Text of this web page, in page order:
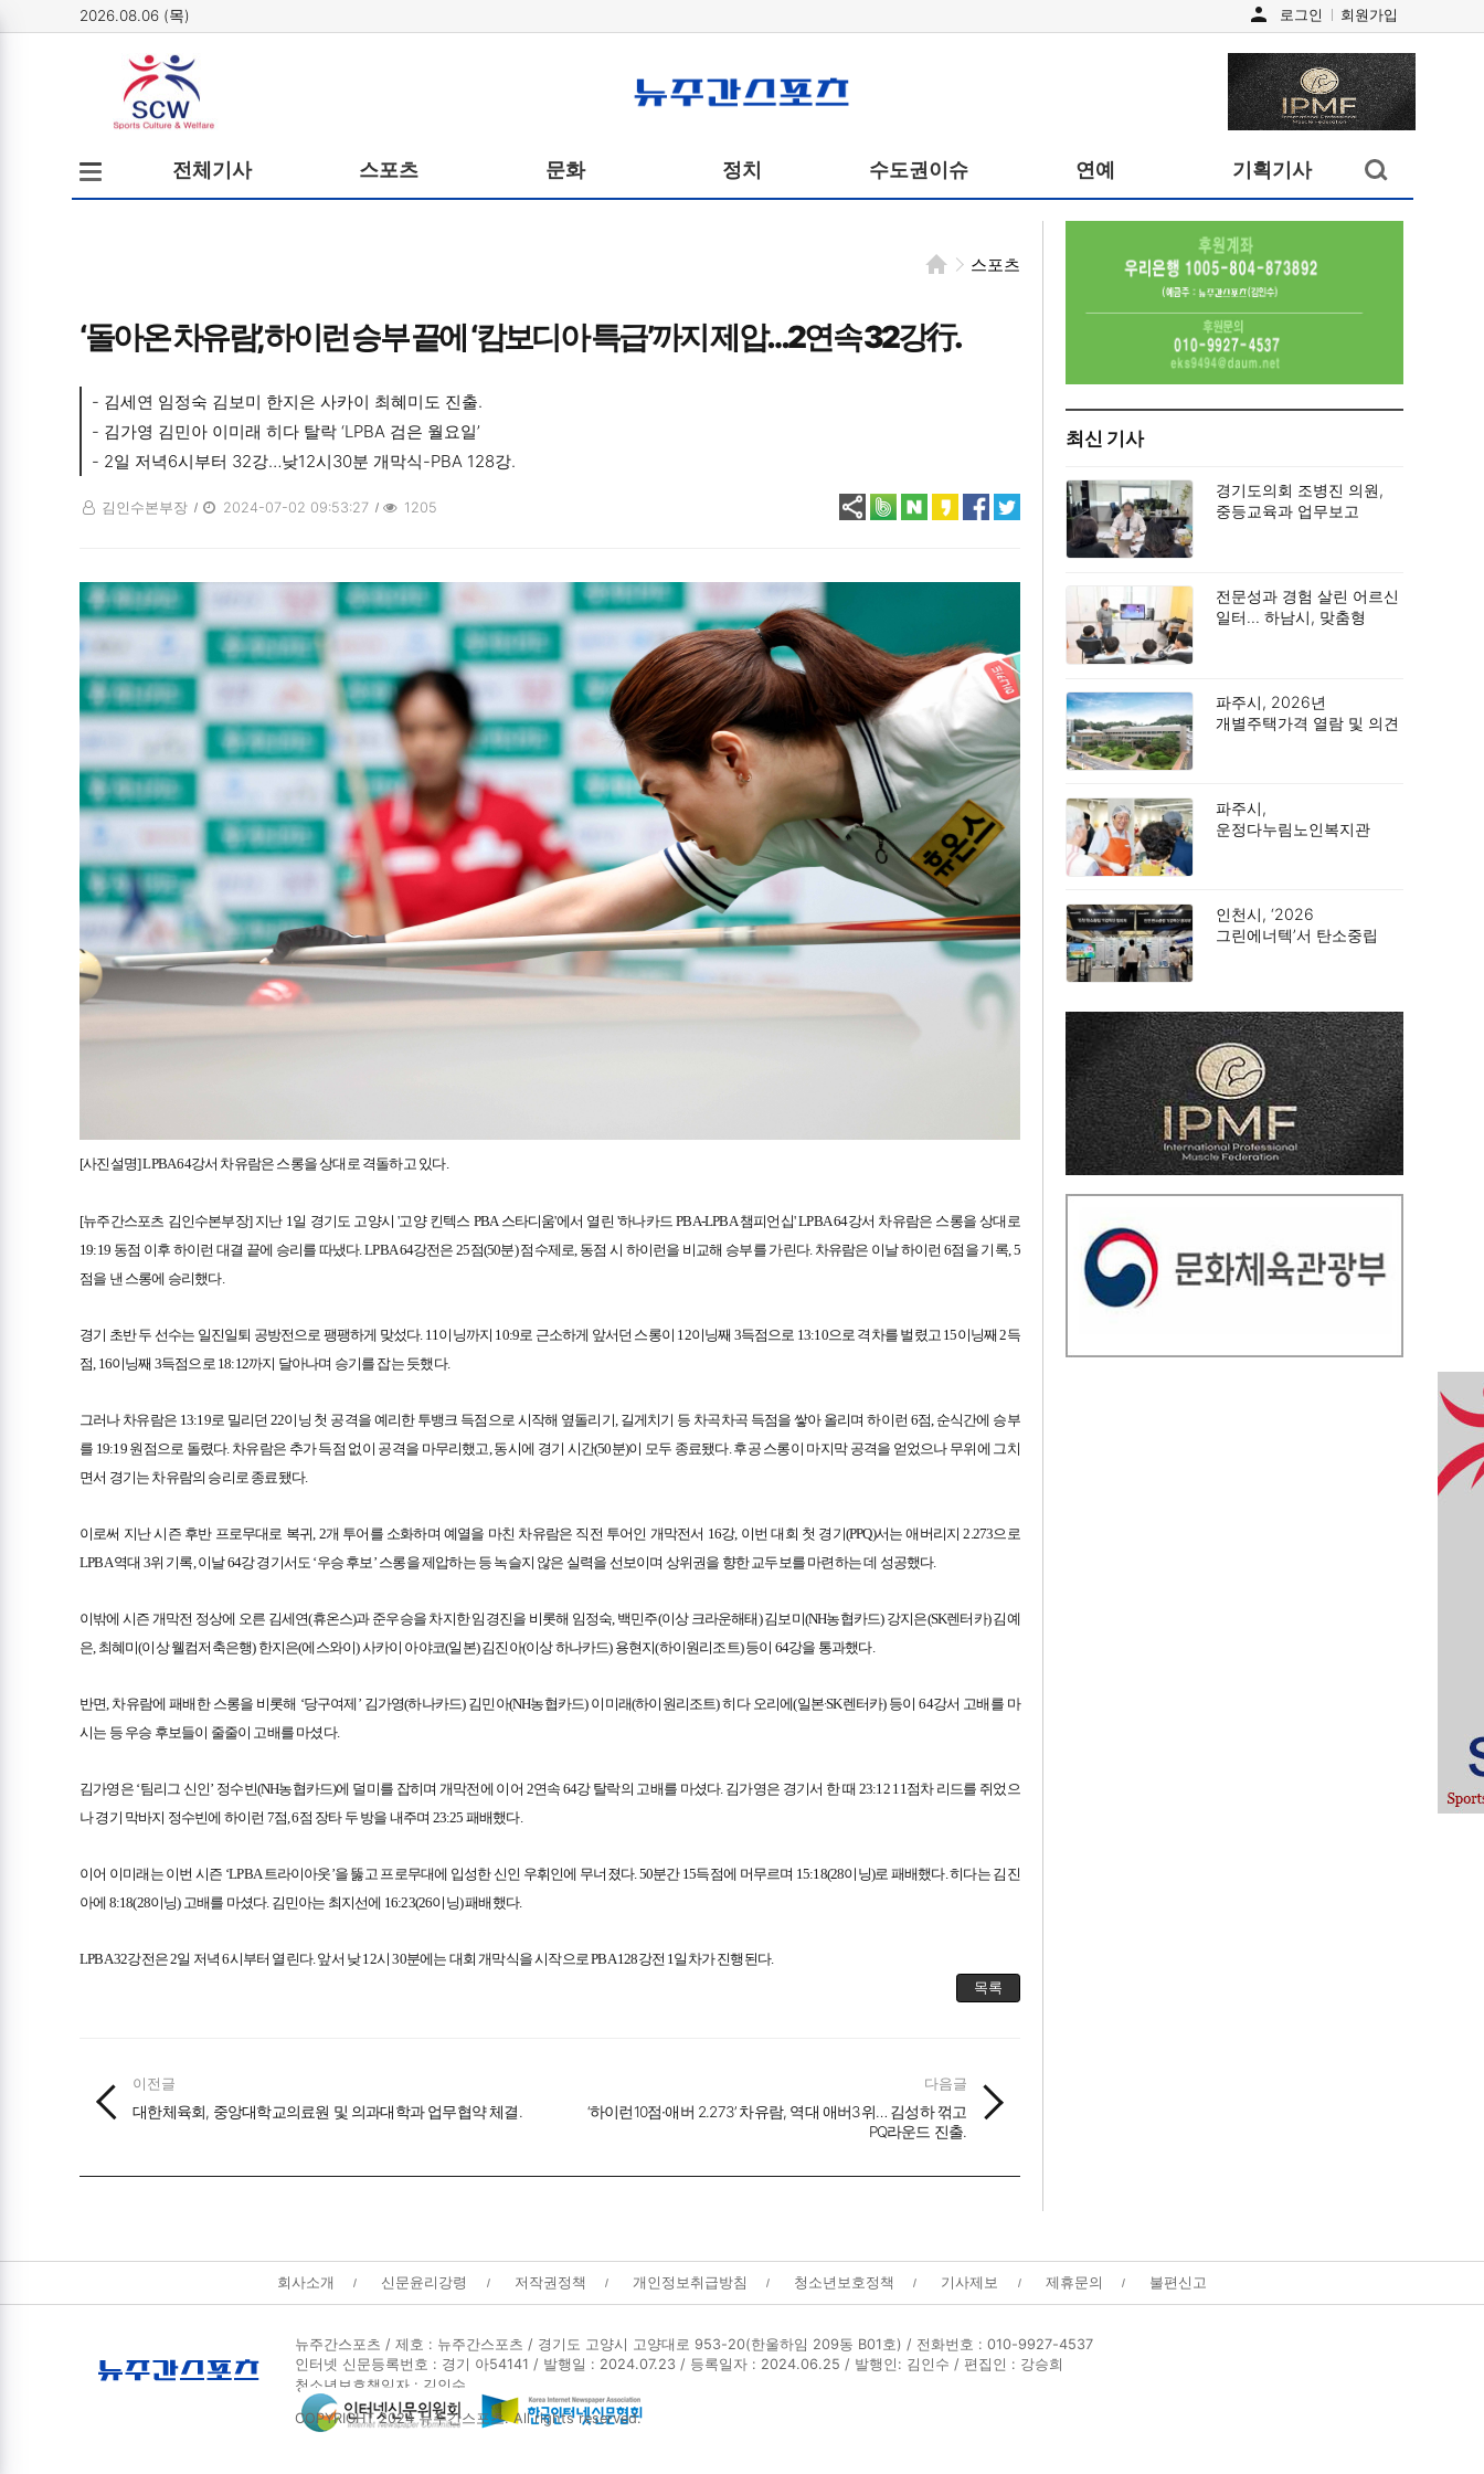
2026.08.06 (목) person 로그인 회원가입
뉴주간스포츠
전체메뉴
열기/
닫기
전체기사 스포츠 문화 정치 수도권이슈 연예 기획기사 검색창
열기/
닫기
뉴
스포츠
‘돌아온 차유람’, 하이런 승부 끝에 ‘캄보디아 특급’까지 제압…2연속 32강行.
- 김세연 임정숙 김보미 한지은 사카이 최혜미도 진출.
- 김가영 김민아 이미래 히다 탈락 ‘LPBA 검은 월요일’
- 2일 저녁6시부터 32강…낮12시30분 개막식-PBA 128강.
김인수본부장 2024-07-02 09:53:27 1205
[사진설명]LPBA 64강서 차유람은 스롱을 상대로 격돌하고 있다.
[뉴주간스포츠 김인수본부장] 지난 1일 경기도 고양시 '고양 킨텍스 PBA 스타디움'에서 열린 '하나카드 PBA-LPBA 챔피언십' LPBA 64강서 차유람은 스롱을 상대로
19:19 동점 이후 하이런 대결 끝에 승리를 따냈다. LPBA 64강전은 25점(50분) 점수제로, 동점 시 하이런을 비교해 승부를 가린다. 차유람은 이날 하이런 6점을 기록, 5
점을 낸 스롱에 승리했다.
경기 초반 두 선수는 일진일퇴 공방전으로 팽팽하게 맞섰다. 11이닝까지 10:9로 근소하게 앞서던 스롱이 12이닝째 3득점으로 13:10으로 격차를 벌렸고 15이닝째 2득
점, 16이닝째 3득점으로 18:12까지 달아나며 승기를 잡는 듯했다.
그러나 차유람은 13:19로 밀리던 22이닝 첫 공격을 예리한 투뱅크 득점으로 시작해 옆돌리기, 길게치기 등 차곡차곡 득점을 쌓아 올리며 하이런 6점, 순식간에 승부
를 19:19 원점으로 돌렸다. 차유람은 추가 득점 없이 공격을 마무리했고, 동시에 경기 시간(50분)이 모두 종료됐다. 후공 스롱이 마지막 공격을 얻었으나 무위에 그치
면서 경기는 차유람의 승리로 종료됐다.
이로써 지난 시즌 후반 프로무대로 복귀, 2개 투어를 소화하며 예열을 마친 차유람은 직전 투어인 개막전서 16강, 이번 대회 첫 경기(PPQ)서는 애버리지 2.273으로
LPBA 역대 3위 기록, 이날 64강 경기서도 ‘우승 후보’ 스롱을 제압하는 등 녹슬지 않은 실력을 선보이며 상위권을 향한 교두보를 마련하는 데 성공했다.
이밖에 시즌 개막전 정상에 오른 김세연(휴온스)과 준우승을 차지한 임경진을 비롯해 임정숙, 백민주(이상 크라운해태) 김보미(NH농협카드) 강지은(SK렌터카) 김예
은, 최혜미(이상 웰컴저축은행) 한지은(에스와이) 사카이 아야코(일본) 김진아(이상 하나카드) 용현지(하이원리조트) 등이 64강을 통과했다.
반면, 차유람에 패배한 스롱을 비롯해 ‘당구여제’ 김가영(하나카드) 김민아(NH농협카드) 이미래(하이원리조트) 히다 오리에(일본∙SK렌터카) 등이 64강서 고배를 마
시는 등 우승 후보들이 줄줄이 고배를 마셨다.
김가영은 ‘팀리그 신인’ 정수빈(NH농협카드)에 덜미를 잡히며 개막전에 이어 2연속 64강 탈락의 고배를 마셨다. 김가영은 경기서 한 때 23:12 11점차 리드를 쥐었으
나 경기 막바지 정수빈에 하이런 7점, 6점 장타 두 방을 내주며 23:25 패배했다.
이어 이미래는 이번 시즌 ‘LPBA 트라이아웃’을 뚫고 프로무대에 입성한 신인 우휘인에 무너졌다. 50분간 15득점에 머무르며 15:18(28이닝)로 패배했다. 히다는 김진
아에 8:18(28이닝) 고배를 마셨다. 김민아는 최지선에 16:23(26이닝) 패배했다.
LPBA 32강전은 2일 저녁 6시부터 열린다. 앞서 낮 12시 30분에는 대회 개막식을 시작으로 PBA 128강전 1일차가 진행된다.
목록
이전글
대한체육회, 중앙대학교의료원 및 의과대학과 업무협약 체결.
다음글
‘하이런10점∙애버 2.273’ 차유람, 역대 애버3위… 김성하 꺾고
PQ라운드 진출.
최신 기사
경기도의회 조병진 의원,
중등교육과 업무보고
전문성과 경험 살린 어르신
일터… 하남시, 맞춤형
파주시, 2026년
개별주택가격 열람 및 의견
파주시,
운정다누림노인복지관
인천시, ‘2026
그린에너텍’서 탄소중립
및
회사소개 신문윤리강령 저작권정책 개인정보취급방침 청소년보호정책 기사제보 제휴문의 불편신고
뉴주간스포츠 / 제호 : 뉴주간스포츠 / 경기도 고양시 고양대로 953-20(한울하임 209동 B01호) / 전화번호 : 010-9927-4537
인터넷 신문등록번호 : 경기 아54141 / 발행일 : 2024.07.23 / 등록일자 : 2024.06.25 / 발행인: 김인수 / 편집인 : 강승희
청소년보호책임자 : 김인수
COPYRIGHT 2024 뉴주간스포츠. All rights reserved.